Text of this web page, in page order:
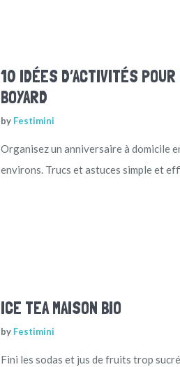
10 IDÉES D’ACTIVITÉS
BOYARD
by Festimini
Organisez un anniversaire à domicile
environs. Trucs et astuces simple et
ICE TEA MAISON BIO
by Festimini
Fini les sodas et jus de fruits trop